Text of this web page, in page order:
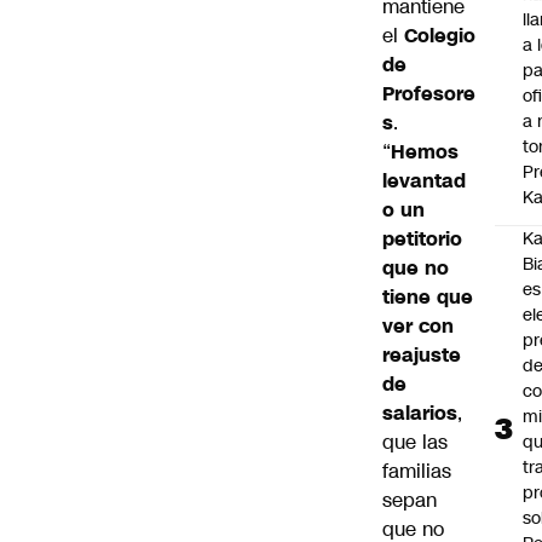
mantiene
el Colegio
de
Profesore
s.
“Hemos
levantad
o un
petitorio
que no
tiene que
ver con
reajuste
de
salarios,
que las
familias
sepan
que no
a
a
es
de